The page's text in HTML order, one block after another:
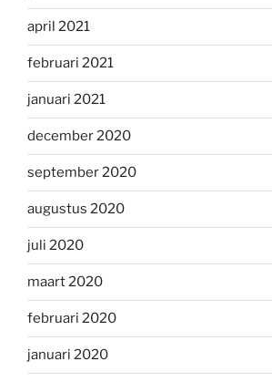
april 2021
februari 2021
januari 2021
december 2020
september 2020
augustus 2020
juli 2020
maart 2020
februari 2020
januari 2020